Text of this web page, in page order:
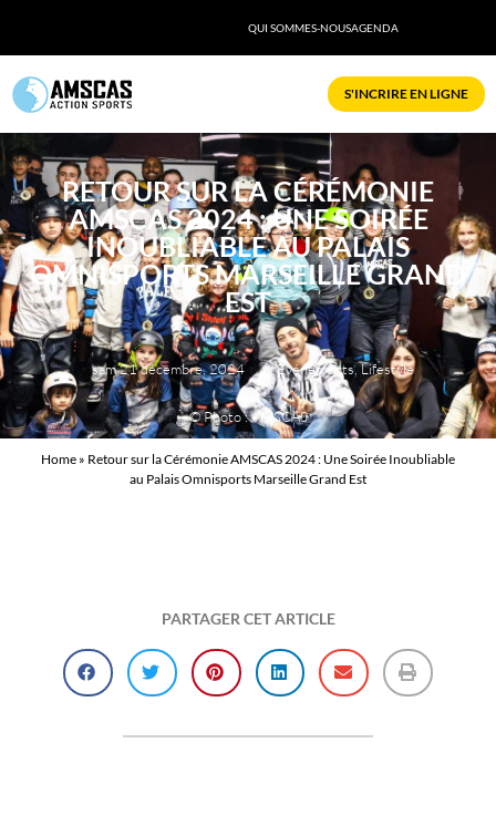
QUI SOMMES-NOUSAGENDA
S'INCRIRE EN LIGNE
RETOUR SUR LA CÉRÉMONIE
AMSCAS 2024 : UNE SOIRÉE
INOUBLIABLE AU PALAIS
OMNISPORTS MARSEILLE GRAND
EST
sam 21 décembre, 2024 ,Événements,Lifestyle
© Photo : AMSCAS
Home » Retour sur la Cérémonie AMSCAS 2024 : Une Soirée Inoubliable
au Palais Omnisports Marseille Grand Est
PARTAGER CET ARTICLE